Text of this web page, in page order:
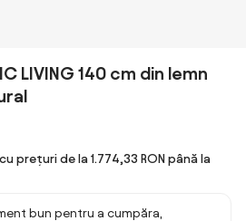
LIVING 140 cm din lemn
prețuri de la 1.774,33 RON până la
bun pentru a cumpăra,